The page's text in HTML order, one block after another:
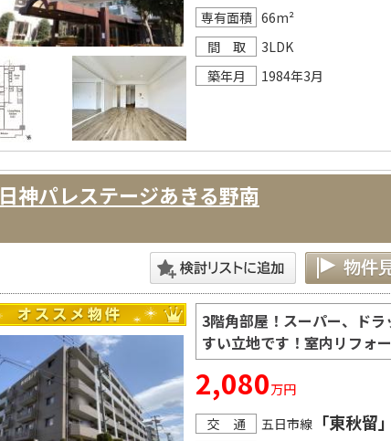
専有面積 66m²
間 取
3LDK
築年月
1984年3月
日神パレステージあきる野南
3階角部屋！スーパー、ド
すい立地です！室内リフォ
2,080万円
交 通
五日市線 「東秋留